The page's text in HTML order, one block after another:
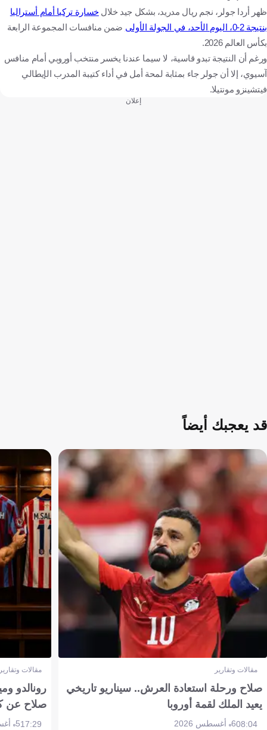
تركيا
فرنسا إيطاليا أستراليا كرة قدم
ظهر أردا جولر، نجم ريال مدريد، بشكل جيد خلالخسارة تركيا أمام أستراليا
بنتيجة 2-0، اليوم الأحد، في الجولة الأولى
ضمن منافسات المجموعة الرابعة
بكأس العالم 2026.
ورغم أن النتيجة تبدو قاسية، لا سيما عندنا يخسر منتخب أوروبي أمام منافس
آسيوي، إلا أن جولر جاء بمثابة لمحة أمل في أداء كتيبة المدرب الإيطالي
فيتشينزو مونتيلا.
إعلان
قد يعجبك أيضاً
مقالات وتقارير
صلاح ورحلة استعادة العرش.. سيناريو تاريخي
يعيد الملك لقمة أوروبا
08:046 أغسطس 2026
مقالات
رونالدو
صلاح عن
17:295 أغسطس 2026